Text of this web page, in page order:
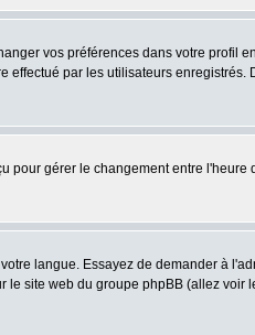
vos préférences dans votre profil
effectué par les utilisateurs enregistrés.
pour gérer le changement entre l'heure
langue. Essayez de demander à
le site web du groupe phpBB (allez voir